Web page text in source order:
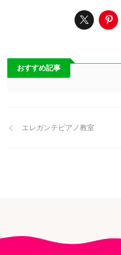
おすすめ記事
エレガンテピアノ教室